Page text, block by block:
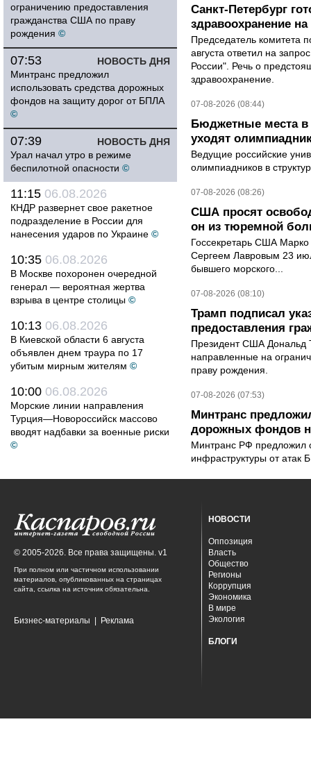
ограничению предоставления
гражданства США по праву
рождения ©
НОВОСТЬ ДНЯ
07:53
Минтранс предложил
использовать средства дорожных
фондов на защиту дорог от БПЛА
©
НОВОСТЬ ДНЯ
07:39
Урал начал утро в режиме
беспилотной опасности ©
11:15 06.08.2026
КНДР развернет свое ракетное
подразделение в России для
нанесения ударов по Украине ©
10:35 06.08.2026
В Москве похоронен очередной
генерал — вероятная жертва
взрыва в центре столицы ©
10:13 06.08.2026
В Киевской области 6 августа
объявлен днем траура по 17
убитым мирным жителям ©
10:00 06.08.2026
Морские линии направления
Турция—Новороссийск массово
вводят надбавки за военные риски
©
Санкт-Петербург
здравоохранение на
Председатель комитета
августа ответил на
России". Речь о
здравоохранение.
07-08-2026 (08:44)
Бюджетные места в
уходят
Ведущие российские
олимпиадников в
07-08-2026 (08:26)
США просят
он из тюремной
Госсекретарь США
Сергеем Лавровым 23
бывшего морского...
07-08-2026 (08:10)
Трамп подписал
предоставления
Президент США Дональд
направленные на
праву рождения.
07-08-2026 (07:53)
Минтранс
дорожных фондов
Минтранс РФ предложил
инфраструктуры от атак
© 2005-2026. Все права защищены. v1
При полном или частичном использовании
материалов, опубликованных на страницах
сайта, ссылка на источник обязательна.
Бизнес-материалы Реклама
НОВОСТИ
Оппозиция
Власть
Общество
Регионы
Коррупция
Экономика
В мире
Экология
БЛОГИ